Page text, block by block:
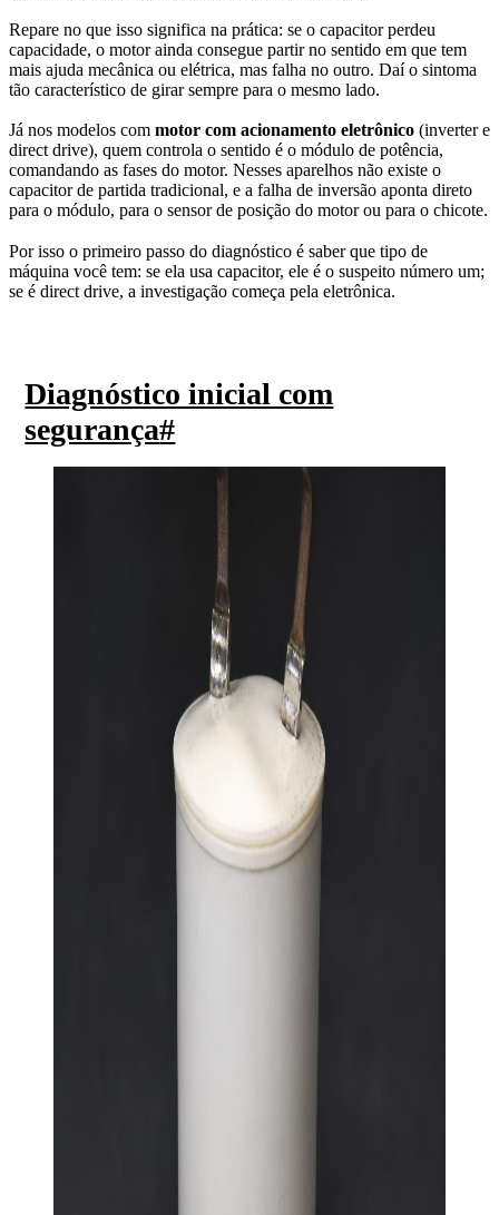
Repare no que isso significa na prática: se o capacitor perdeu
capacidade, o motor ainda consegue partir no sentido em que tem
mais ajuda mecânica ou elétrica, mas falha no outro. Daí o sintoma
tão característico de girar sempre para o mesmo lado.
Já nos modelos com motor com acionamento eletrônico (inverter e
direct drive), quem controla o sentido é o módulo de potência,
comandando as fases do motor. Nesses aparelhos não existe o
capacitor de partida tradicional, e a falha de inversão aponta direto
para o módulo, para o sensor de posição do motor ou para o chicote.
Por isso o primeiro passo do diagnóstico é saber que tipo de
máquina você tem: se ela usa capacitor, ele é o suspeito número um;
se é direct drive, a investigação começa pela eletrônica.
Diagnóstico inicial com
segurança#